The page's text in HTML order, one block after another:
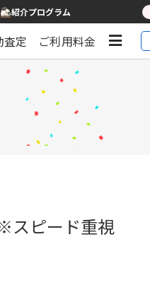
紹介プログラム
査定 ご利用料金
スピード重視